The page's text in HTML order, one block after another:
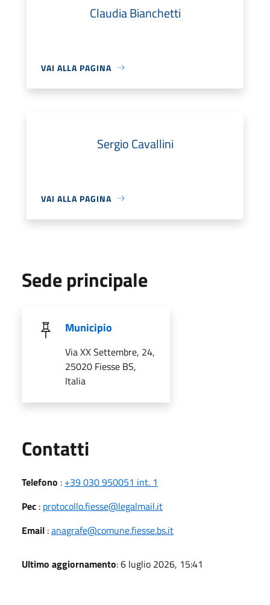
Claudia Bianchetti
VAI ALLA PAGINA
Sergio Cavallini
VAI ALLA PAGINA
Sede principale
Municipio
Via XX Settembre, 24,
25020 Fiesse BS,
Italia
Contatti
Telefono : +39 030 950051 int. 1
Pec : protocollo.fiesse@legalmail.it
Email :anagrafe@comune.fiesse.bs.it
Ultimo aggiornamento: 6 luglio 2026, 15:41